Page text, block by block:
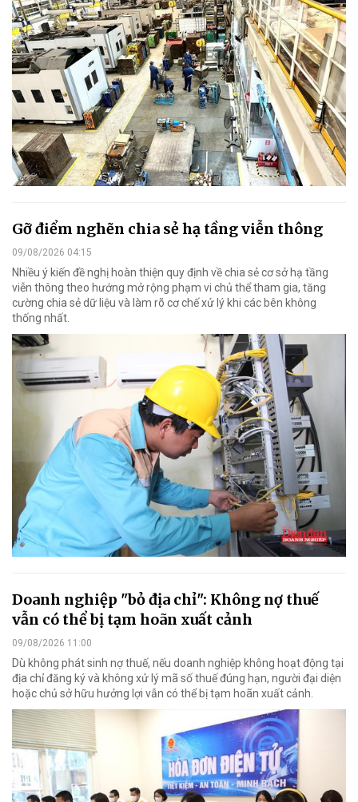
Gỡ điểm nghẽn chia sẻ hạ tầng viễn thông
09/08/2026 04:15
Nhiều ý kiến đề nghị hoàn thiện quy định về chia sẻ cơ sở hạ tầng
viễn thông theo hướng mở rộng phạm vi chủ thể tham gia, tăng
cường chia sẻ dữ liệu và làm rõ cơ chế xử lý khi các bên không
thống nhất.
Doanh nghiệp "bỏ địa chỉ": Không nợ thuế
vẫn có thể bị tạm hoãn xuất cảnh
09/08/2026 11:00
Dù không phát sinh nợ thuế, nếu doanh nghiệp không hoạt động tại
địa chỉ đăng ký và không xử lý mã số thuế đúng hạn, người đại diện
hoặc chủ sở hữu hưởng lợi vẫn có thể bị tạm hoãn xuất cảnh.